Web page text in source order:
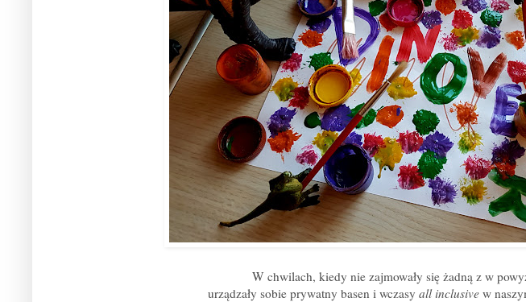
W chwilach, kiedy nie zajmowały się żadną z w
urządzały sobie prywatny basen i wczasy all inclusive w